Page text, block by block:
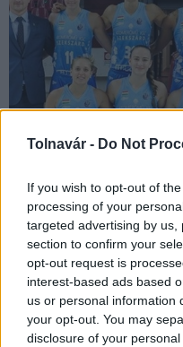
Tolnavár - Do Not
If you wish to opt-out of
processing of your
targeted advertising by
section to confirm your
opt-out request is
interest-based ads based
us or personal information
your opt-out. You may
disclosure of your
francia BLMA-t fogadja,
látogat.
Női kosárlabda
selejtezőt a Szekszárd
2021.09.22